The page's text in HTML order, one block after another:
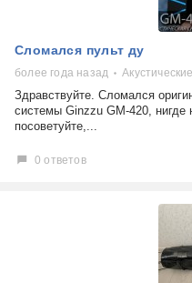
Сломался пульт ду
более года назад
Здравствуйте. Сломался
системы Ginzzu GM-420, нигде
посоветуйте,...
0 ответов